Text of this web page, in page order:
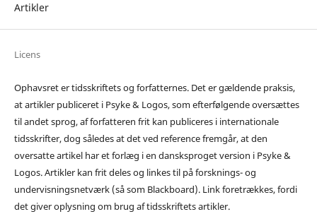
Artikler
Licens
Ophavsret er tidsskriftets og forfatternes. Det er gældende praksis,
at artikler publiceret i Psyke & Logos, som efterfølgende oversættes
til andet sprog, af forfatteren frit kan publiceres i internationale
tidsskrifter, dog således at det ved reference fremgår, at den
oversatte artikel har et forlæg i en dansksproget version i Psyke &
Logos. Artikler kan frit deles og linkes til på forsknings- og
undervisningsnetværk (så som Blackboard). Link foretrækkes, fordi
det giver oplysning om brug af tidsskriftets artikler.